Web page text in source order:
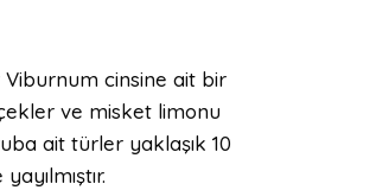
Viburnum cinsine ait bir
ve misket limonu
ait türler yaklaşık 10